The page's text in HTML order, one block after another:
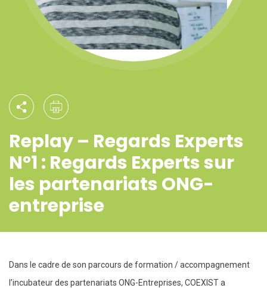
Replay – Regards Experts
N°1 : Regards Experts sur
les partenariats ONG-
entreprise
Dans le cadre de son parcours de formation / accompagnement
l’incubateur des partenariats ONG-Entreprises, COEXIST a